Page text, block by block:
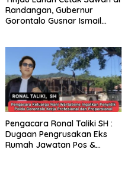
Randangan, Gubernur
Gorontalo Gusnar Ismail
Pengacara Ronal Taliki SH :
Dugaan Pengrusakan Eks
Rumah Jawatan Pos &